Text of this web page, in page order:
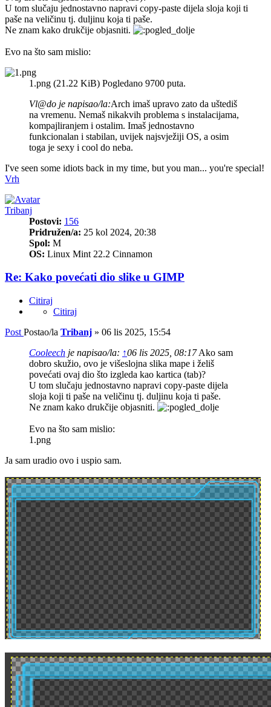
U tom slučaju jednostavno napravi copy-paste dijela sloja koji ti
paše na veličinu tj. duljinu koja ti paše.
Ne znam kako drukčije objasniti.
Evo na što sam mislio:
1.png (21.22 KiB) Pogledano 9700 puta.
Vl@do je napisao/la:Arch imaš upravo zato da uštediš
na vremenu. Nemaš nikakvih problema s instalacijama,
kompajliranjem i ostalim. Imaš jednostavno
funkcionalan i stabilan, uvijek najsvježiji OS, a osim
toga je sexy i cool do neba.
I've seen some idiots back in my time, but you man... you're special!
Vrh
Tribanj
Postovi: 156
Pridružen/a: 25 kol 2024, 20:38
Spol: M
OS: Linux Mint 22.2 Cinnamon
Re: Kako povećati dio slike u GIMP
Citiraj
Citiraj
Post Postao/la Tribanj » 06 lis 2025, 15:54
Cooleech je napisao/la: ↑06 lis 2025, 08:17Ako sam
dobro skužio, ovo je višeslojna slika mape i želiš
povećati ovaj dio što izgleda kao kartica (tab)?
U tom slučaju jednostavno napravi copy-paste dijela
sloja koji ti paše na veličinu tj. duljinu koja ti paše.
Ne znam kako drukčije objasniti.
Evo na što sam mislio:
1.png
Ja sam uradio ovo i uspio sam.